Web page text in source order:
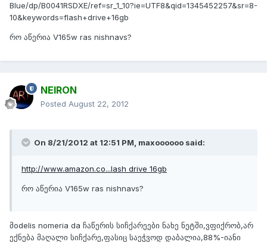
Blue/dp/B0041RSDXE/ref=sr_1_10?ie=UTF8&qid=1345452257&sr=8-
10&keywords=flash+drive+16gb
რო აწერია V165w ras nishnavs?
NEIRON
Posted August 22, 2012
On 8/21/2012 at 12:51 PM, maxoooooo said:
http://www.amazon.co...lash drive 16gb
რო აწერია V165w ras nishnavs?
მodelis nomeria da ჩაწერის სიჩქარეები ნახე ნეტში,ვფიქრობ,არ
ექნება მაღალი სიჩქარე,ფასიც საეჭვოდ დაბალია,88%-იანი